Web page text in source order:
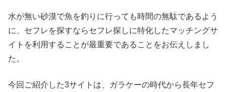
水が無い砂漠で魚を釣りに行っても時間の無駄であるよう
に、セフレを探すならセフレ探しに特化したマッチングサ
イトを利用することが最重要であることをお伝えしまし
た。
今回ご紹介した3サイトは、ガラケーの時代から長年セフ